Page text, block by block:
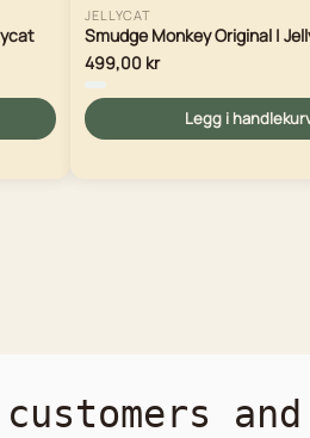
JELLYCAT
Smudge Monkey Original |
499,00 kr
Legg i